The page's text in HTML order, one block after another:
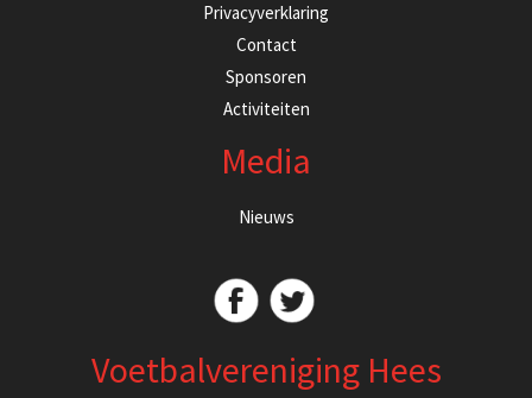
Privacyverklaring
Contact
Sponsoren
Activiteiten
Media
Nieuws
Voetbalvereniging Hees